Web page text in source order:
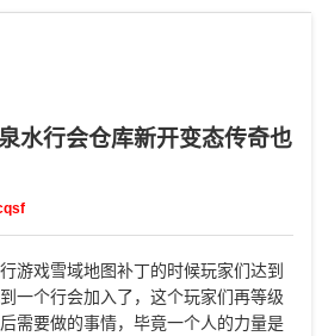
水行会仓库新开变态传奇也
游戏雪域地图补丁的时候玩家们达到
一个行会加入了，这个玩家们再等级
需要做的事情，毕竟一个人的力量是